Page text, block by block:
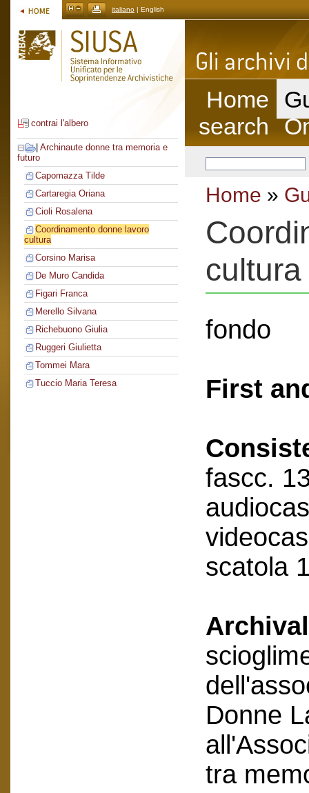
italiano | English
contrai l'albero
Archinaute donne tra memoria e
futuro
Capomazza Tilde
Cartaregia Oriana
Cioli Rosalena
Coordinamento donne lavoro
cultura
Corsino Marisa
De Muro Candida
Figari Franca
Merello Silvana
Richebuono Giulia
Ruggeri Giulietta
Tommei Mara
Tuccio Maria Teresa
Home
search
Home »
cultura
fondo
First
fascc.
scatola
Donne
tra